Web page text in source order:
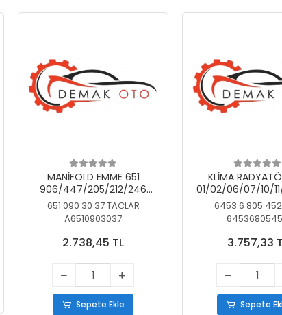
MANİFOLD EMME 651
906/447/205/212/246
KELEBEKSİZ
651 090 30 37 TACLAR
A6510903037
2.738,45 TL
Sepete Ekle
KLİMA
01/02/06/07/10/
N/N-53/57/
6453 6 805 452
3.757,33
Sepete